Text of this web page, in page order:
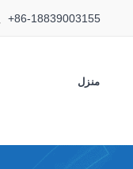
+86-18839003155
منزل